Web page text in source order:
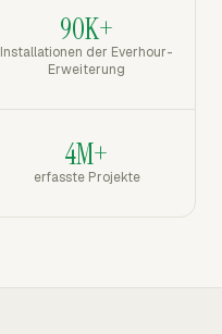
90K+
Installationen der Everhour-
Erweiterung
4M+
erfasste Projekte